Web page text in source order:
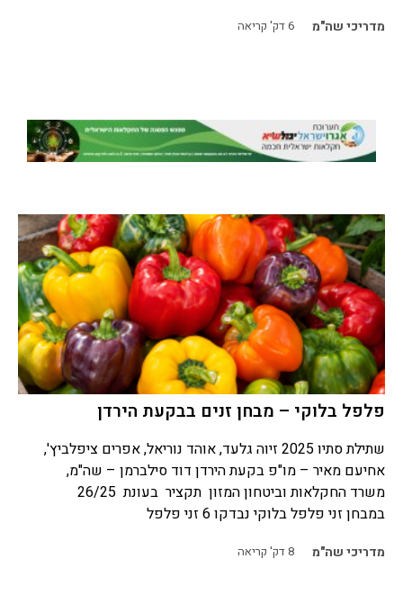
מדריכי שה"מ 6דק' קריאה
פלפל בלוקי – מבחן זנים בבקעת הירדן
שתילת סתיו 2025 זיוה גלעד, אוהד נוריאל, אפרים ציפלביץ',
אחיעם מאיר – מו"פ בקעת הירדן דוד סילברמן – שה"מ,
משרד החקלאות וביטחון המזון תקציר בעונת 26/25
במבחן זני פלפל בלוקי נבדקו 6 זני פלפל
מדריכי שה"מ 8דק' קריאה